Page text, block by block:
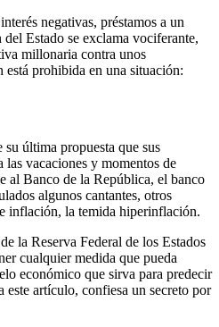
negativas, préstamos a un
Estado se exclama vociferante,
millonaria contra unos
está prohibida en una situación:
última propuesta que sus
vacaciones y momentos de
al Banco de la República, el banco
algunos cantantes, otros
inflación, la temida hiperinflación.
la Reserva Federal de los Estados
cualquier medida que pueda
económico que sirva para predecir
artículo, confiesa un secreto por